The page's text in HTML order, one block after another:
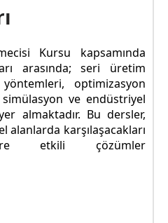
Kursu kapsamında
arasında; seri üretim
optimizasyon
ve endüstriyel
almaktadır. Bu dersler,
alanlarda karşılaşacakları
etkili çözümler